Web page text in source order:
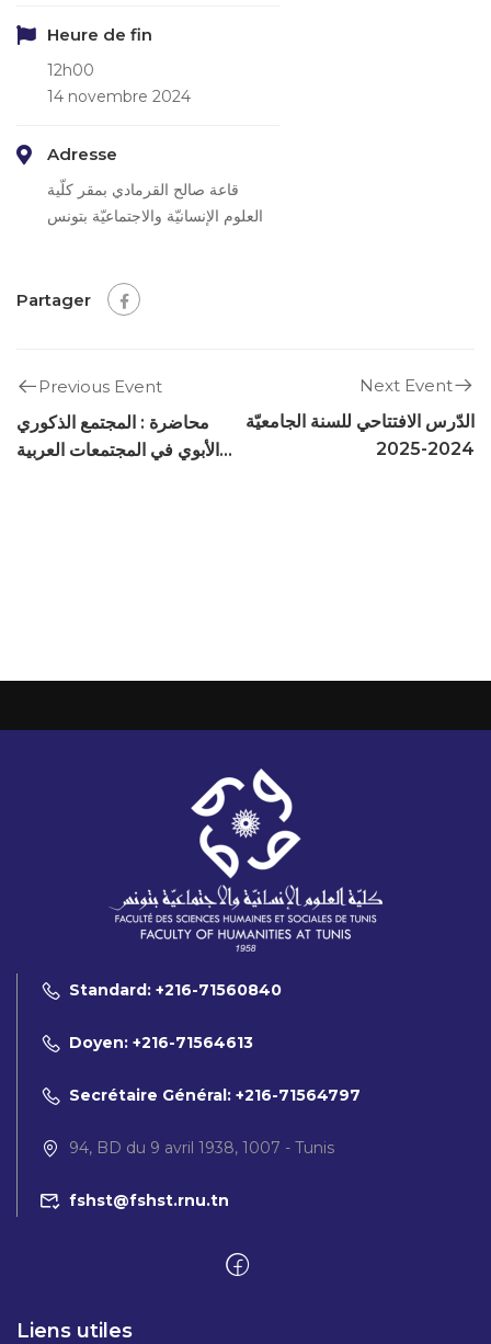
Heure de fin
12h00
14 novembre 2024
Adresse
قاعة صالح القرمادي بمقر كلّية
العلوم الإنسانيّة والاجتماعيّة بتونس
Partager
Previous Event
محاضرة : المجتمع الذكوري
الأبوي في المجتمعات العربية
Next Event
الدّرس الافتتاحي للسنة الجامعيّة
2024-2025
Standard: +216-71560840
Doyen: +216-71564613
Secrétaire Général: +216-71564797
94, BD du 9 avril 1938, 1007 - Tunis
fshst@fshst.rnu.tn
Liens utiles